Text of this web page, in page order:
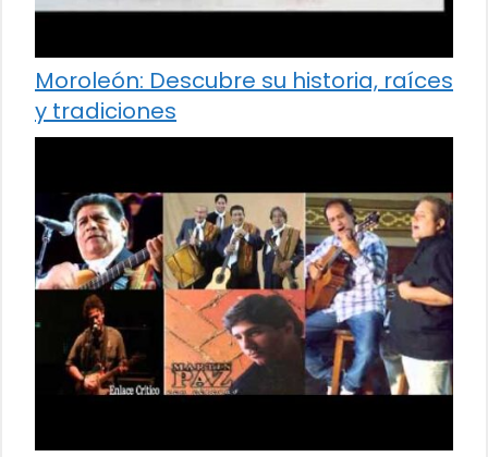
Moroleón: Descubre su historia, raíces
y tradiciones